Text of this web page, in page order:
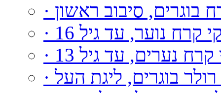
בוגרים, סיבוב ראשון
קרח נוער, עד גיל 16
קרח נערים, עד גיל 13
רולר בוגרים, ליגת העל